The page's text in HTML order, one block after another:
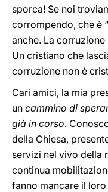
sporca! Se noi
corrompendo, che è
anche. La
Un cristiano che
corruzione non è
Cari amici, la mia
un cammino di
già in corso.
della Chiesa,
servizi nel vivo della
continua
fanno mancare il